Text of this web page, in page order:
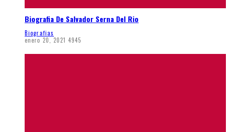
Biografia De Salvador Serna Del Rio
Biografias
enero 20, 2021 4945